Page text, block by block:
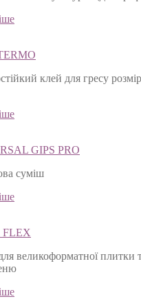
клей для гресу
GIPS PRO
суміш
FLEX
великоформатної плитки